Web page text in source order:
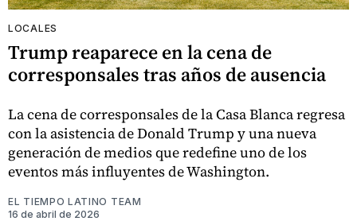
LOCALES
Trump reaparece en la cena de
corresponsales tras años de ausencia
La cena de corresponsales de la Casa Blanca regresa
con la asistencia de Donald Trump y una nueva
generación de medios que redefine uno de los
eventos más influyentes de Washington.
EL TIEMPO LATINO TEAM
16 de abril de 2026